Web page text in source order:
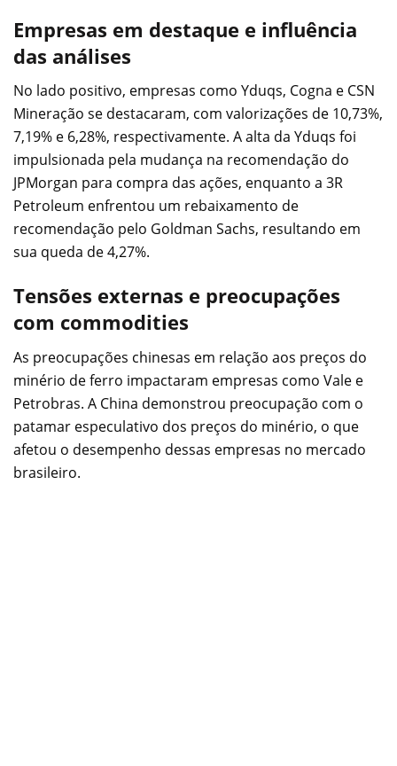
Empresas em destaque e influência
das análises
No lado positivo, empresas como Yduqs, Cogna e CSN
Mineração se destacaram, com valorizações de 10,73%,
7,19% e 6,28%, respectivamente. A alta da Yduqs foi
impulsionada pela mudança na recomendação do
JPMorgan para compra das ações, enquanto a 3R
Petroleum enfrentou um rebaixamento de
recomendação pelo Goldman Sachs, resultando em
sua queda de 4,27%.
Tensões externas e preocupações
com commodities
As preocupações chinesas em relação aos preços do
minério de ferro impactaram empresas como Vale e
Petrobras. A China demonstrou preocupação com o
patamar especulativo dos preços do minério, o que
afetou o desempenho dessas empresas no mercado
brasileiro.